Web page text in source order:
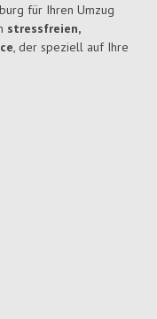
für Ihren Umzug
stressfreien,
, der speziell auf Ihre